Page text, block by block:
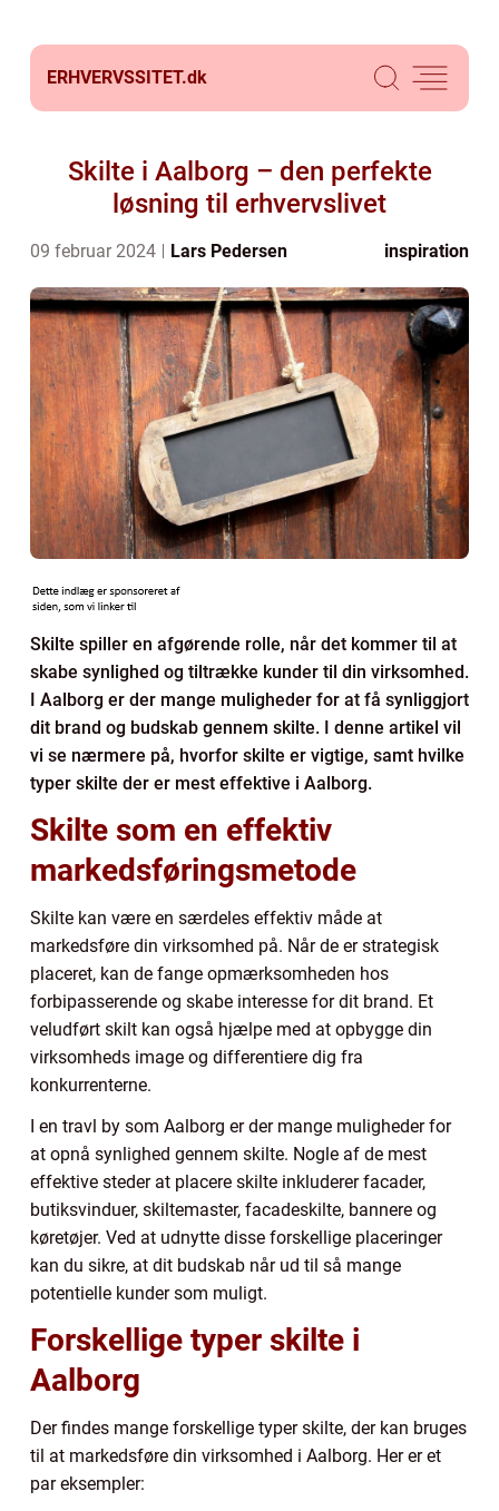
ERHVERVSSITET.dk
Skilte i Aalborg – den perfekte
løsning til erhvervslivet
09 februar 2024 Lars Pedersen inspiration
Skilte spiller en afgørende rolle, når det kommer til at
skabe synlighed og tiltrække kunder til din virksomhed.
I Aalborg er der mange muligheder for at få synliggjort
dit brand og budskab gennem skilte. I denne artikel vil
vi se nærmere på, hvorfor skilte er vigtige, samt hvilke
typer skilte der er mest effektive i Aalborg.
Skilte som en effektiv
markedsføringsmetode
Skilte kan være en særdeles effektiv måde at
markedsføre din virksomhed på. Når de er strategisk
placeret, kan de fange opmærksomheden hos
forbipasserende og skabe interesse for dit brand. Et
veludført skilt kan også hjælpe med at opbygge din
virksomheds image og differentiere dig fra
konkurrenterne.
I en travl by som Aalborg er der mange muligheder for
at opnå synlighed gennem skilte. Nogle af de mest
effektive steder at placere skilte inkluderer facader,
butiksvinduer, skiltemaster, facadeskilte, bannere og
køretøjer. Ved at udnytte disse forskellige placeringer
kan du sikre, at dit budskab når ud til så mange
potentielle kunder som muligt.
Forskellige typer skilte i
Aalborg
Der findes mange forskellige typer skilte, der kan bruges
til at markedsføre din virksomhed i Aalborg. Her er et
par eksempler: